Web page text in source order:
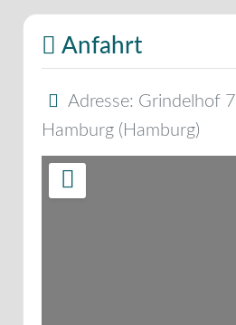
Anfahrt
Adresse: Grindelhof 7
Hamburg ( Hamburg)